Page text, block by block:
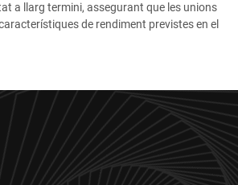
a llarg termini, assegurant que les unions
de rendiment previstes en el